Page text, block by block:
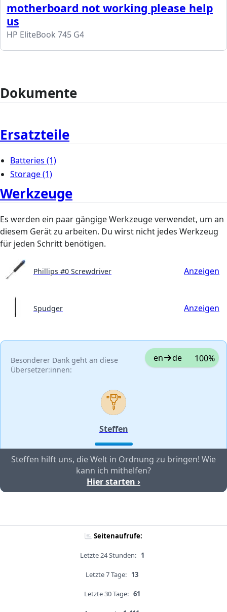
motherboard not working please help
us
HP EliteBook 745 G4
Dokumente
Ersatzteile
Batteries (1)
Storage(1)
Werkzeuge
Es werden ein paar gängige Werkzeuge verwendet, um an
diesem Gerät zu arbeiten. Du wirst nicht jedes Werkzeug
für jeden Schritt benötigen.
Phillips #0 Screwdriver Anzeigen
Spudger Anzeigen
Besonderer Dank geht an diese
Übersetzer:innen:
en de 100%
Steffen
Steffen hilft uns, die Welt in Ordnung zu bringen! Wie
kann ich mithelfen?
Hier starten ›
Seitenaufrufe:
Letzte 24 Stunden: 1
Letzte 7 Tage: 13
Letzte 30 Tage: 61